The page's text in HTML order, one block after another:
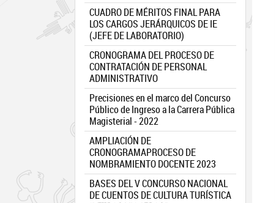
CUADRO DE MÉRITOS FINAL PARA
LOS CARGOS JERÁRQUICOS DE IE
(JEFE DE LABORATORIO)
CRONOGRAMA DEL PROCESO DE
CONTRATACIÓN DE PERSONAL
ADMINISTRATIVO
Precisiones en el marco del Concurso
Público de Ingreso a la Carrera Pública
Magisterial - 2022
AMPLIACIÓN DE
CRONOGRAMAPROCESO DE
NOMBRAMIENTO DOCENTE 2023
BASES DEL V CONCURSO NACIONAL
DE CUENTOS DE CULTURA TURÍSTICA